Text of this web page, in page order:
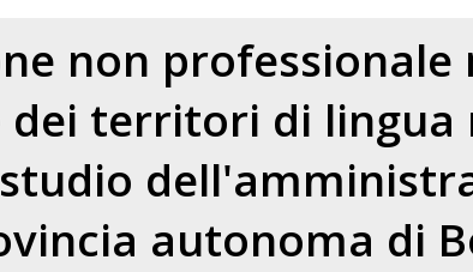
non
dei territori di
autonoma di